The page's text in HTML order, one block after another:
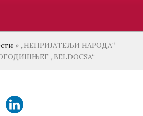
» „НЕПРИЈАТЕЉИ НАРОДА“
„BELDOCSA“